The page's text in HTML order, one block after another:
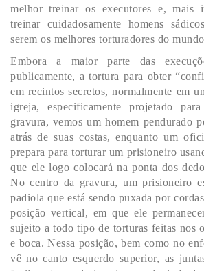
melhor treinar os executores e, mais
treinar cuidadosamente homens
serem os melhores torturadores do
Embora a maior parte das
publicamente, a tortura para obter
em recintos secretos, normalmente em
igreja, especificamente projetado
gravura, vemos um homem pendurado
atrás de suas costas, enquanto um
prepara para torturar um prisioneiro
que ele logo colocará na ponta dos
No centro da gravura, um prisioneiro
padiola que está sendo puxada por
posição vertical, em que ele
sujeito a todo tipo de torturas feitas nos
e boca. Nessa posição, bem como no
vê no canto esquerdo superior, as